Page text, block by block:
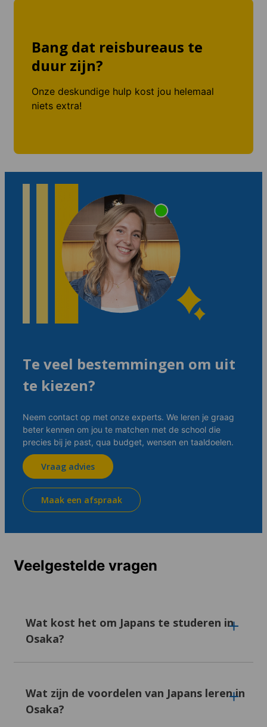
Bang dat reisbureaus te
duur zijn?
Onze deskundige hulp kost jou helemaal
niets extra!
Te veel bestemmingen om uit
te kiezen?
Neem contact op met onze experts. We leren je graag
beter kennen om jou te matchen met de school die
precies bij je past, qua budget, wensen en taaldoelen.
Vraag advies
Maak een afspraak
Veelgestelde vragen
Wat kost het om Japans te studeren in
Osaka?
euro per week, afhankelijk van het type
cursus, de intensiteit en de school. Een ritje
met de metro kost ongeveer € 1,10 tot € 2,20
Wat zijn de voordelen van Japans leren in
Osaka?